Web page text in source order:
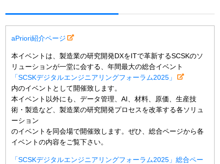
aPriori紹介ページ
本イベントは、製造業の研究開発DXをITで革新するSCSKのソ
リューションが一堂に会する、年間最大の総合イベント
「SCSKデジタルエンジニアリングフォーラム2025」
内のイベントとして開催致します。
本イベント以外にも、データ管理、AI、材料、原価、生産技
術・製造など、製造業の研究開発プロセスを改革する各ソリュ
ーション
のイベントを同会場で開催致します。ぜひ、総合ページから各
イベントの内容をご覧下さい。
「SCSKデジタルエンジニアリングフォーラム2025」総合ペー